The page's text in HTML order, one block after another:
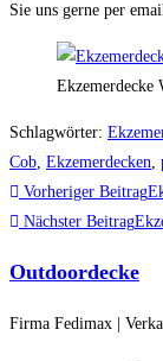
Sie uns gerne per
Ekzemerdecke
Schlagwörter:
Cob, Ekzemerdecken,
Weitere
Artikel
ansehen
Vorheriger Beitrag
Nächster Beitrag
Outdoordecke
Firma Fedimax |